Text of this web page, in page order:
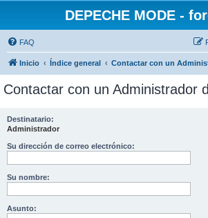
DEPECHE MODE -
FAQ
Inicio Índice general Contactar con un
Contactar con un Administrador
Destinatario:
Administrador
Su dirección de correo electrónico:
Su nombre:
Asunto: